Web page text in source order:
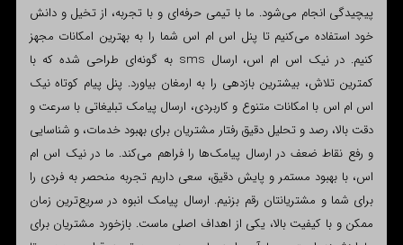
پیچیدگی انجام می‌شود. ما با تیمی حرفه‌ای و با تجربه، از تخیل و دانش
خود استفاده می‌کنیم تا پنل اس ام اس شما را به بهترین امکانات مجهز
کنیم. در نیک اس ام اس، ارسال sms به گونه‌ای طراحی شده که با
کمترین تلاش، بیشترین بازدهی را به ارمغان بیاورد. پنل پیام کوتاه نیک
اس ام اس با امکانات متنوع و کاربردی، ارسال پیامک تبلیغاتی با سرعت و
دقت بالا، رصد و تحلیل دقیق رفتار مشتریان برای بهبود خدمات، و شناسایی
و رفع نقاط ضعف در ارسال پیامک‌ها را فراهم می‌کند. ما در نیک اس ام
اس، با بهبود مستمر و پایش دقیق، سعی داریم تجربه منحصر به فردی را
برای شما و مشتریانتان رقم بزنیم. ارسال پیامک انبوه در سریع‌ترین زمان
ممکن و با کیفیت بالا، یکی از اهداف اصلی ماست. بازخورد مشتریان برای